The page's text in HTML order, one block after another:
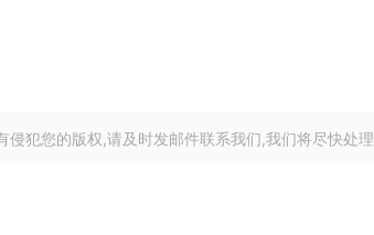
犯您的版权,请及时发邮件联系我们,我们将尽快处理